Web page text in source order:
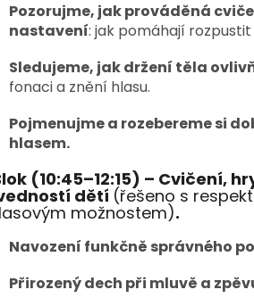
Pozorujme, jak prováděná
nastavení: jak pomáhají
Sledujeme, jak držení těla
fonaci a znění hlasu.
Pojmenujme a rozebereme si
hlasem.
(10:45–12:15) – Cvičení,
dětí (řešeno s
možnostem).
Navození funkčně správného
Přirozený dech při mluvě a